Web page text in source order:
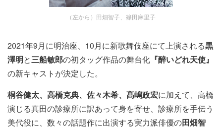
（左から）田畑智子、篠田麻里子
2021年9月に明治座、10月に新歌舞伎座にて上演される黒
澤明と三船敏郎の初タッグ作品の舞台化 『醉いどれ天使』
の新キャストが決定した。
桐谷健太、高橋克典、佐々木希、髙嶋政宏に加えて、高橋
演じる真田の診療所に訳あって身を寄せ、診療所を手伝う
美代役に、数々の話題作に出演する実力派俳優の田畑智